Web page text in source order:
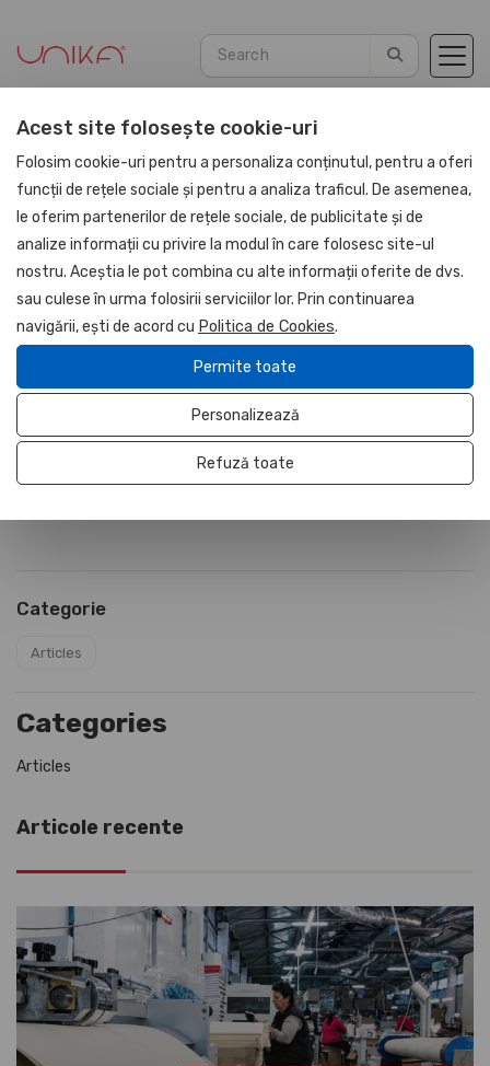
Home Blog Articles
Ce înseamnă Unitate
Autorizată Protejată.
Beneficiile colaborării cu
o UAP
Categorie
Articles
Categories
Articles
Articole recente
Acest site folosește cookie-uri
Folosim cookie-uri pentru a personaliza conținutul, pentru a oferi
funcții de rețele sociale și pentru a analiza traficul. De asemenea,
le oferim partenerilor de rețele sociale, de publicitate și de
analize informații cu privire la modul în care folosesc site-ul
nostru. Aceștia le pot combina cu alte informații oferite de dvs.
sau culese în urma folosirii serviciilor lor. Prin continuarea
navigării, ești de acord cu Politica de Cookies.
Permite toate
Personalizează
Refuză toate